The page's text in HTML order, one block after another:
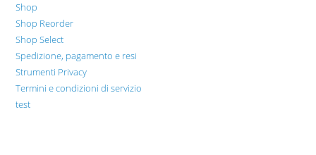
Shop
Shop Reorder
Shop Select
Spedizione, pagamento e resi
Strumenti Privacy
Termini e condizioni di servizio
test